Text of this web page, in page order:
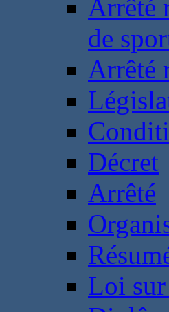
Arrêté
de
Arrêté
Décret
Arrêté
Loi sur